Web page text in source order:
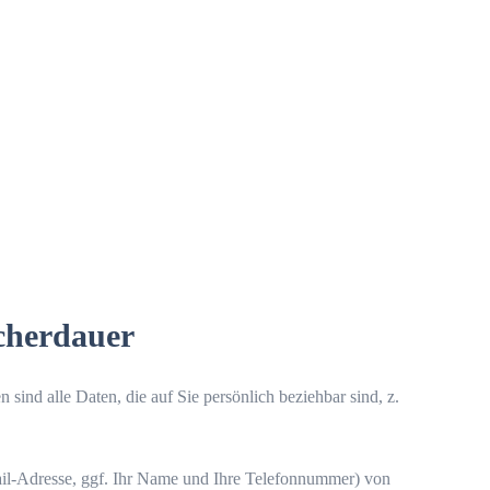
sind alle Daten, die auf Sie persönlich beziehbar sind, z.
Adresse, ggf. Ihr Name und Ihre Telefonnummer) von